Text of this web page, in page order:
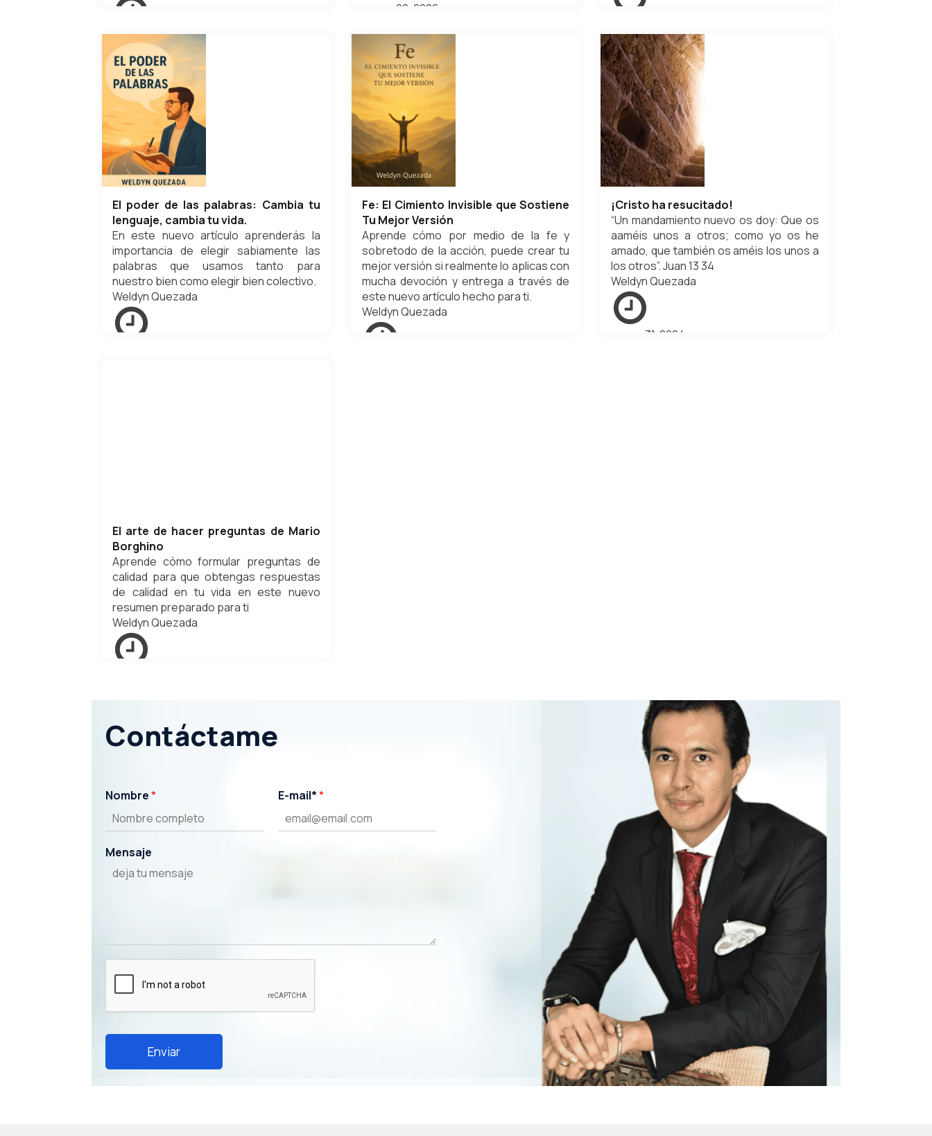
marzo 29, 2026
marzo 22, 2026
El poder de las palabras: Cambia tu
lenguaje, cambia tu vida.
En este nuevo artículo aprenderás la
importancia de elegir sabiamente las
palabras que usamos tanto para
nuestro bien como elegir bien colectivo.
Weldyn Quezada
Fe: El Cimiento Invisible que Sostiene
Tu Mejor Versión
Aprende cómo por medio de la fe y
sobretodo de la acción, puede crear tu
mejor versión si realmente lo aplicas con
mucha devoción y entrega a través de
este nuevo artículo hecho para ti.
Weldyn Quezada
¡Cristo ha resucitado!
“Un mandamiento nuevo os doy: Que os
aaméis unos a otros; como yo os he
amado, que también os améis los unos a
los otros”. Juan 13 34
Weldyn Quezada
marzo 31, 2024
El arte de hacer preguntas de Mario
Borghino
Aprende cómo formular preguntas de
calidad para que obtengas respuestas
de calidad en tu vida en este nuevo
resumen preparado para ti
Weldyn Quezada
Contáctame
Nombre* E-mail**
Mensaje
Enviar